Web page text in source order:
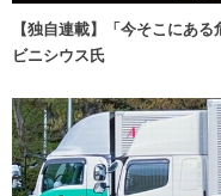
【独自連載】「今そこにあ
ビニシウス氏